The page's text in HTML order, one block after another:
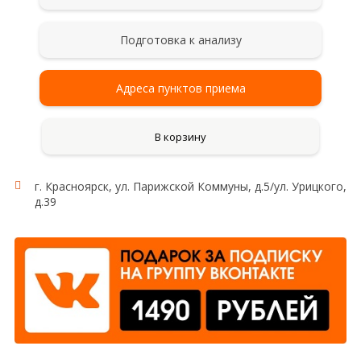
Подготовка к анализу
Адреса пунктов приема
В корзину
Рекомендации для сбора и сдачи анализа
Сбор мочи проводят после тщательного туалета
антисептиков. Женщинам не рекомендуется
сдавать анализ мочи во время менструации. Мочу
для исследования собирают на протяжении суток
(24 ч), в том числе и в ночное время. Сразу после
пробуждения (в 6-8 часов утра) пациент мочится в
унитаз (первая утренняя порция для исследования
не учитывается!). В даль­нейшем в течение суток
г. Красноярск, ул. Парижской Коммуны, д.5/ул. Урицкого,
д.39